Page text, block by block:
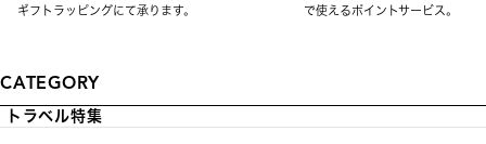
ギフトラッピングにて承ります。
で使えるポイントサービス。
CATEGORY
トラベル特集